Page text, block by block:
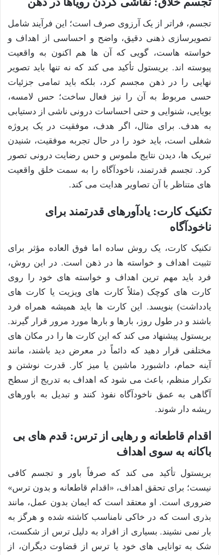
تجسم، فراتر از یک آرزوی صرف است؛ این فرآیند شامل
تصویرسازی ذهنی دقیق، واضح و احساسی از اهداف و
خواسته هاست، گویی که آن ها هم اکنون به واقعیت
پیوسته اند. بریستول تأکید می کند که نه تنها باید تصویر
نهایی را در ذهن مجسم کرد، بلکه باید تمامی جزئیات
حسی مربوط به آن را نیز فعال ساخت؛ حس لامسه،
بویایی، شنوایی و حتی احساسات درونی ناشی از دستیابی
به هدف. برای مثال، اگر هدف، موفقیت در یک پروژه
شغلی است، باید خود را در حال تجربه موفقیت، شنیدن
تبریک ها، دیدن نتایج ملموس و حس رضایت درونی تصور
کرد. تجسم قدرتمند، ناخودآگاه را به سمت خلق واقعیت
های متناظر با آن تصاویر هدایت می کند.
تکنیک کارت: یادآورهای قدرتمند برای
ناخودآگاه
تکنیک کارت، یک روش ساده اما فوق العاده مؤثر برای
تثبیت اهداف و خواسته ها در ذهن است. در این روش،
فرد باید مهم ترین اهداف و خواسته های خود را روی
کارت های کوچک (مثلاً کارت های ویزیت یا کارت های
یادداشت) بنویسد. این کارت ها باید همیشه همراه فرد
باشند و در طول روز، بارها و بارها مورد مرور قرار گیرند.
بریستول پیشنهاد می کند که این کارت ها را در مکان های
مختلفی قرار دهید که دائماً در معرض دید باشند، مانند
آینه حمام، داشبورد ماشین یا میز کار. قدرت نوشتن و
تکرار منظم، باعث می شود که اهداف به تدریج از سطح
آگاهی به عمق ناخودآگاه نفوذ کنند و تبدیل به باورهای
ریشه دار شوند.
اقدام قاطعانه و رهایی از ترس: قدم های بی
باکانه به سوی اهداف
بریستول تأکید می کند که صرفاً باور و تجسم کافی
نیست؛ برای تحقق اهداف، «اقدام قاطعانه و بدون ترس»
ضروری است. او معتقد است که ایمان بدون عمل، مانند
بذری است که در خاکی نامناسب کاشته شده و هرگز به
بار نمی نشیند. بسیاری از افراد به دلیل ترس از شکست،
شک به توانایی های خود یا ترس از قضاوت دیگران، از